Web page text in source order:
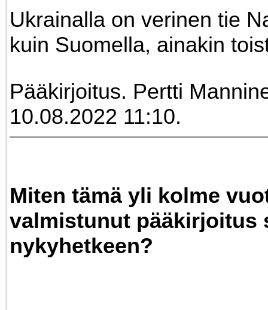
Ukrainalla on verinen tie
kuin Suomella, ainakin
Pääkirjoitus. Pertti
10.08.2022 11:10.
Miten tämä yli kolme
valmistunut pääkirjoitus
nykyhetkeen?